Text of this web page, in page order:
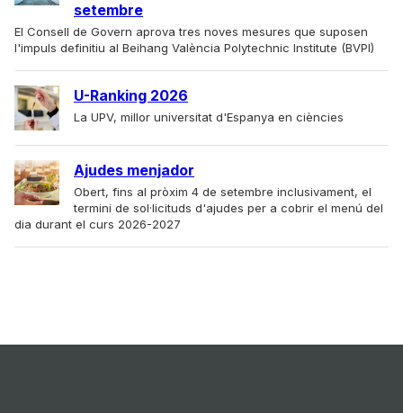
setembre
El Consell de Govern aprova tres noves mesures que suposen
l'impuls definitiu al Beihang València Polytechnic Institute (BVPI)
U-Ranking 2026
La UPV, millor universitat d'Espanya en ciències
Ajudes menjador
Obert, fins al pròxim 4 de setembre inclusivament, el
termini de sol·licituds d'ajudes per a cobrir el menú del
dia durant el curs 2026-2027